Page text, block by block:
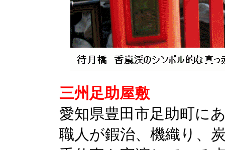
三州足助屋敷
愛知県豊田市足助町に
職人が鍜治、機織り、